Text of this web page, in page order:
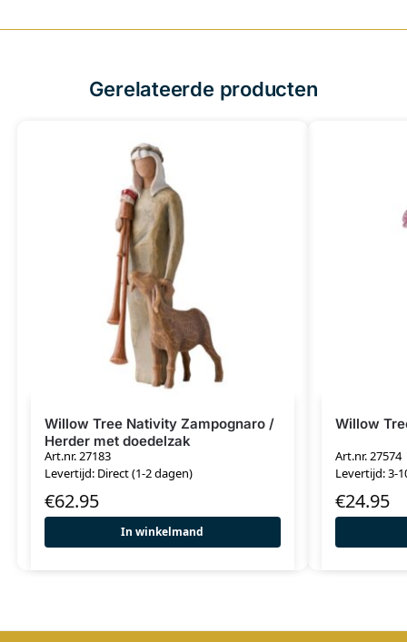
Gerelateerde producten
Willow Tree Nativity Zampognaro /
Herder met doedelzak
Art.nr. 27183
Levertijd: Direct (1-2 dagen)
€62.95
In winkelmand
Willow
Art.nr. 27574
Levertijd: 3-
€24.95